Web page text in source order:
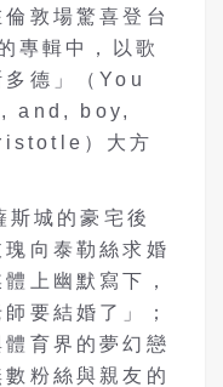
敦場驚喜登台
專輯中，以歌
德」（You
and, boy,
）大方
城的豪宅後
向泰勒絲求婚
上幽默寫下，
要結婚了」；
育界的夢幻戀
粉絲與親友的